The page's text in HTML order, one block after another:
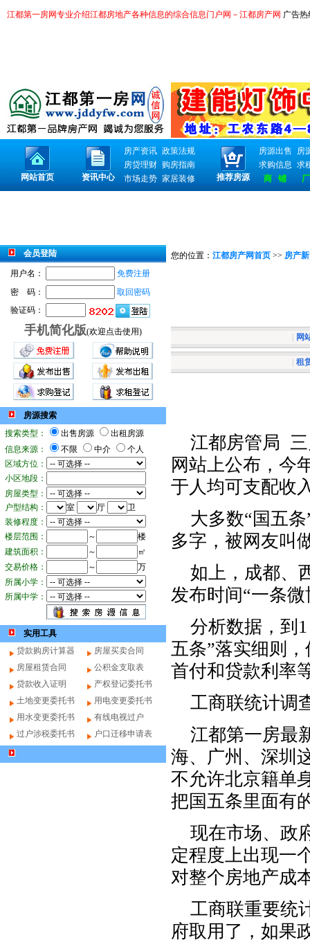
江都第一房网专业介绍江都房地产各种信息的综合信息门户网－江都房产网 广告热
网站首页 资讯中心
房产资讯 政策法规
房贷理财
购房指南
市场走势 家居装修 推荐房源
房源出售
房
求购信息 求
商 铺
会员登陆
用户名：
免费注册
密 码：
取回密码
验证码：
手机简化版(欢迎点击使用)
房源搜索
搜索类型：
出售房源
出租房源
信息来源：
不限 中介
个人
区域方位：
小区地段：
房屋类型：
户型结构：
室 厅
卫
装修程度：
楼层范围：
～
楼
建筑面积：
～
㎡
交易价格：
～
万
所属小学：
所属中学：
实用工具
贷款购房计算器
房屋买卖合同
房屋租赁合同
公积金支取表
贷款收入证明
产权登记委托书
土地变更委托书
用电变更委托书
用水变更委托书
有线电视过户
过户涉税委托书
户口迁移申请表
您的位置： 江都房产网首页 >> 房产
网
租
江都房管局 三
网站上公布，今
于人均可支配收
大多数“国五条
多字，被网友叫
如上，成都、
发布时间“一条
分析数据，到1
五条”落实细则
首付和贷款利率
工商联统计调
江都第一房最
海、广州、深圳
不允许北京籍单
把国五条里面有
现在市场、政
定程度上出现一
对整个房地产成
工商联重要统
府取用了，如果